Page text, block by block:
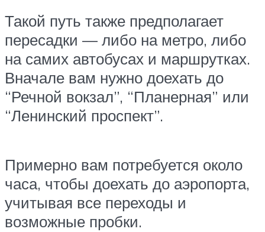
Такой путь также предполагает
пересадки — либо на метро, либо
на самих автобусах и маршрутках.
Вначале вам нужно доехать до
“Речной вокзал”, “Планерная” или
“Ленинский проспект”.
Примерно вам потребуется около
часа, чтобы доехать до аэропорта,
учитывая все переходы и
возможные пробки.